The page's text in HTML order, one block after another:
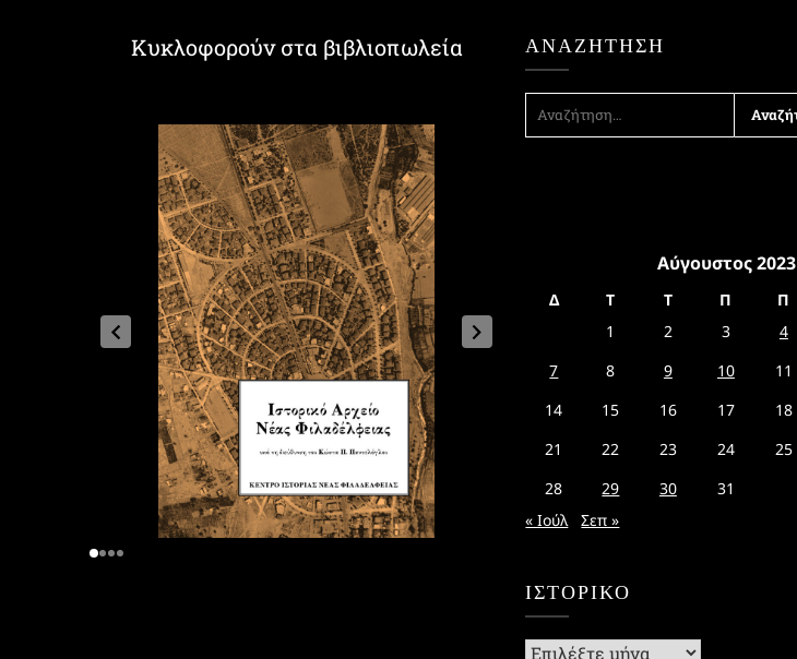
Κυκλοφορούν στα βιβλιοπωλεία ΑΝΑΖΉΤΗΣΗ
ΑΝΑΖΉΤΗΣΗ
Αύγουστος 2023
Δ Τ Τ Π Π
1
2 3 4
7
8 9 10 11
14
15 16 17 18
21
22 23 24 25
28
29 30
31
« Ιούλ
Σεπ »
ΙΣΤΟΡΙΚΌ
Ιστορικό